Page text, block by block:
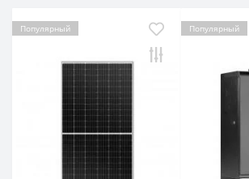
Популярный Популярный